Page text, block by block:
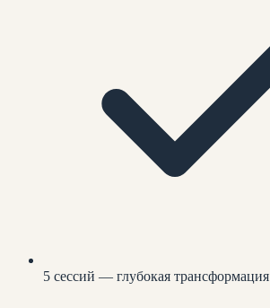
5 сессий — глубокая трансформация